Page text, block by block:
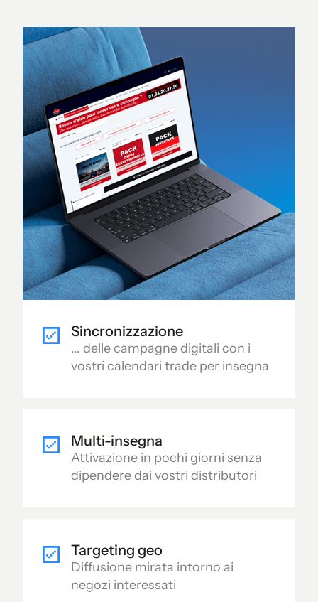
Sincronizzazione
... delle campagne digitali con i
vostri calendari trade per insegna
Multi-insegna
Attivazione in pochi giorni senza
dipendere dai vostri distributori
Targeting geo
Diffusione mirata intorno ai
negozi interessati